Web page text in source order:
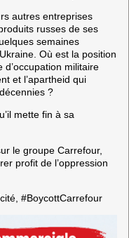
autres entreprises
russes de ses
semaines
Où est la position
militaire
et l’apartheid qui
?
mette fin à sa
le groupe Carrefour,
profit de l’oppression
#BoycottCarrefour